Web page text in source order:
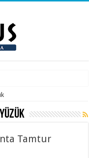
Tamtur